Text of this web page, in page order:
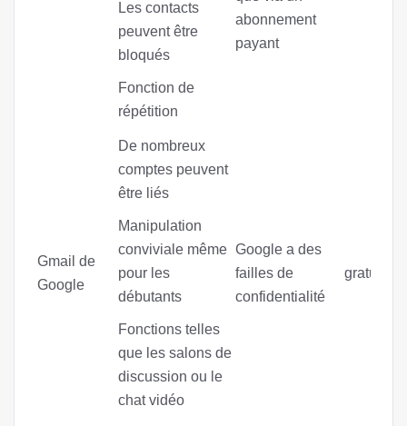
Les contacts
peuvent être
bloqués
Fonction de
répétition
abonnement
payant
Gmail de
Google
De nombreux
comptes peuvent
être liés
Manipulation
conviviale même
pour les
débutants
Fonctions telles
que les salons de
discussion ou le
chat vidéo
Google a des
failles de
confidentialité